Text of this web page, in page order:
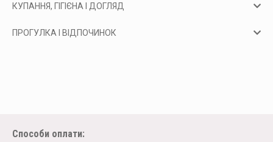
КУПАННЯ, ГІГІЄНА І ДОГЛЯД
ПРОГУЛКА І ВІДПОЧИНОК
Способи оплати: